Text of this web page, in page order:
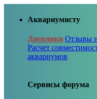
Аквариумисту
Дневники Отзывы
Расчет
аквариумов
Сервисы форума